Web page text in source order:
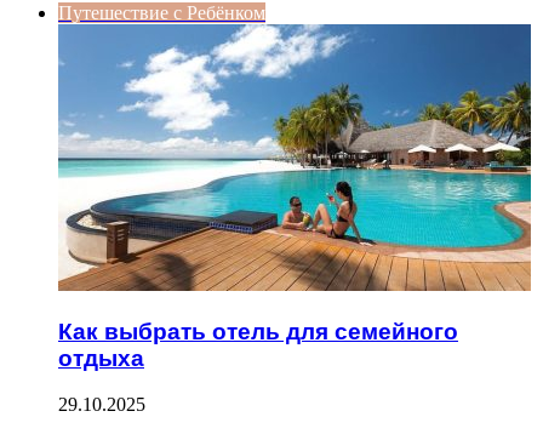
Путешествие с Ребёнком
Как выбрать отель для семейного
отдыха
29.10.2025